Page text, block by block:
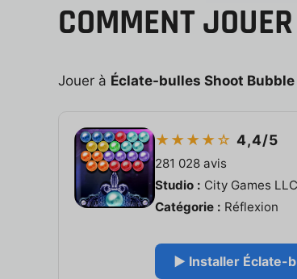
COMMENT
Jouer à Éclate-bulles Shoot Bubble
★★★★☆4,4/5
281 028 avis
Studio : City Games LLC
Catégorie : Réflexion
▶ Installer Éclate-